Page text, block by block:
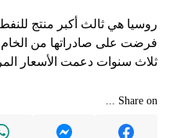
روسيا هي ثالث أكبر منتج
فرضت على صادراتها من الخام
ثلاث سنوات دعمت الأسعار
Share on ...